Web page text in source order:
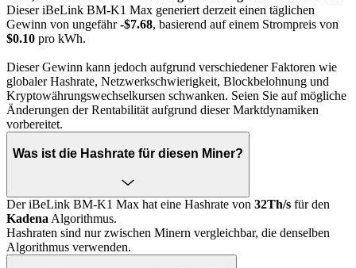
Dieser iBeLink BM-K1 Max generiert derzeit einen täglichen
Gewinn von ungefähr-$7.68, basierend auf einem Strompreis von
$0.10 pro kWh.
Dieser Gewinn kann jedoch aufgrund verschiedener Faktoren wie
globaler Hashrate, Netzwerkschwierigkeit, Blockbelohnung und
Kryptowährungswechselkursen schwanken. Seien Sie auf mögliche
Änderungen der Rentabilität aufgrund dieser Marktdynamiken
vorbereitet.
Was ist die Hashrate für diesen Miner?
Der iBeLink BM-K1 Max hat eine Hashrate von 32Th/s für den
Kadena Algorithmus.
Hashraten sind nur zwischen Minern vergleichbar, die denselben
Algorithmus verwenden.